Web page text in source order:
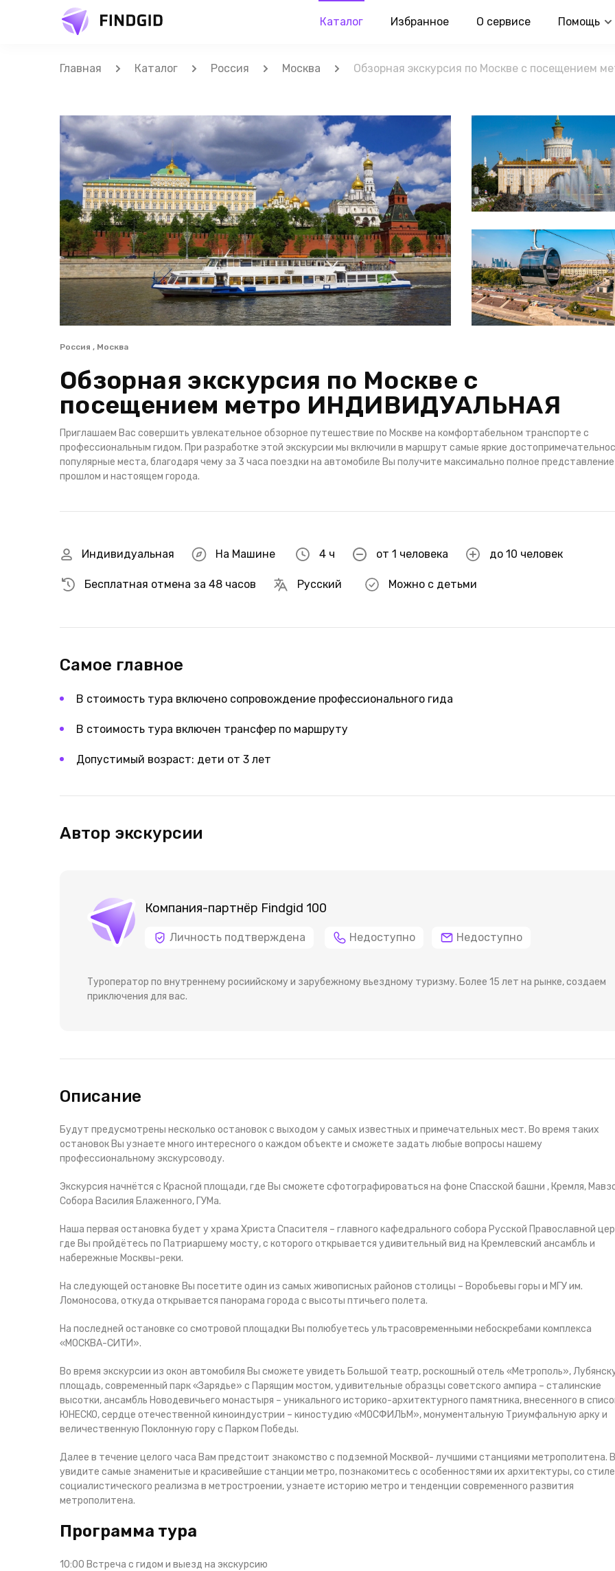
Каталог Избранное О сервисе Помощь
Главная Каталог Россия Москва Обзорная экскурсия по Москве с посещением
Россия , Москва
Обзорная экскурсия по Москве с
посещением метро ИНДИВИДУАЛЬНАЯ
Приглашаем Вас совершить увлекательное обзорное путешествие по Москве на комфортабельном транспорте с
профессиональным гидом. При разработке этой экскурсии мы включили в маршрут самые яркие
популярные места, благодаря чему за 3 часа поездки на автомобиле Вы получите максимально полное представление
прошлом и настоящем города.
Индивидуальная На Машине 4 ч от 1 человека до 10 человек
Бесплатная отмена за 48 часов Русский Можно с детьми
Самое главное
В стоимость тура включено сопровождение профессионального гида
В стоимость тура включен трансфер по маршруту
Допустимый возраст: дети от 3 лет
Автор экскурсии
Компания-партнёр Findgid 100
Личность подтверждена Недоступно Недоступно
Туроператор по внутреннему росиийскому и зарубежному вьездному туризму. Более 15 лет на рынке, создаем
приключения для вас.
Описание
Будут предусмотрены несколько остановок с выходом у самых известных и примечательных мест. Во время таких
остановок Вы узнаете много интересного о каждом объекте и сможете задать любые вопросы нашему
профессиональному экскурсоводу.
Экскурсия начнётся с Красной площади, где Вы сможете сфотографироваться на фоне Спасской башни , Кремля,
Собора Василия Блаженного, ГУМа.
Наша первая остановка будет у храма Христа Спасителя – главного кафедрального собора Русской Православной
где Вы пройдётесь по Патриаршему мосту, с которого открывается удивительный вид на Кремлевский ансамбль и
набережные Москвы-реки.
На следующей остановке Вы посетите один из самых живописных районов столицы – Воробьевы горы и МГУ им.
Ломоносова, откуда открывается панорама города с высоты птичьего полета.
На последней остановке со смотровой площадки Вы полюбуетесь ультрасовременными небоскребами комплекса
«МОСКВА-СИТИ».
Во время экскурсии из окон автомобиля Вы сможете увидеть Большой театр, роскошный отель «Метрополь»,
площадь, современный парк «Зарядье» с Парящим мостом, удивительные образцы советского ампира – сталинские
высотки, ансамбль Новодевичьего монастыря – уникального историко-архитектурного памятника, внесенного в
ЮНЕСКО, сердце отечественной киноиндустрии – киностудию «МОСФИЛЬМ», монументальную Триумфальную арку и
величественную Поклонную гору с Парком Победы.
Далее в течение целого часа Вам предстоит знакомство с подземной Москвой- лучшими станциями метрополитена.
увидите самые знаменитые и красивейшие станции метро, познакомитесь с особенностями их архитектуры, со
социалистического реализма в метростроении, узнаете историю метро и тенденции современного развития
метрополитена.
Программа тура
10:00 Встреча с гидом и выезд на экскурсию